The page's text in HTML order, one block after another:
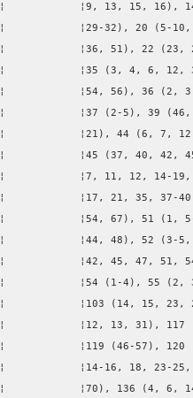
¦            ¦9, 13, 15, 16),
¦            ¦29-32), 20 (5-
¦            ¦36, 51), 22
¦            ¦35 (3, 4, 6, 12,
¦            ¦54, 56), 36
¦            ¦37 (2-5), 39
¦            ¦21), 44 (6, 7,
¦            ¦45 (37, 40, 42,
¦            ¦7, 11, 12, 14-
¦            ¦17, 21, 35, 37-
¦            ¦54, 67), 51 (1,
¦            ¦44, 48), 52 (3-
¦            ¦42, 45, 47, 51,
¦            ¦54 (1-4), 55
¦            ¦103 (14, 15,
¦            ¦12, 13, 31),
¦            ¦119 (46-57),
¦            ¦14-16, 18, 23-
¦            ¦70), 136 (4, 6,